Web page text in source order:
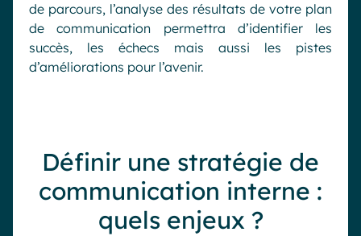
de parcours, l’analyse des résultats de votre plan
de communication permettra d’identifier les
succès, les échecs mais aussi les pistes
d’améliorations pour l’avenir.
Définir une stratégie de
communication interne :
quels enjeux ?